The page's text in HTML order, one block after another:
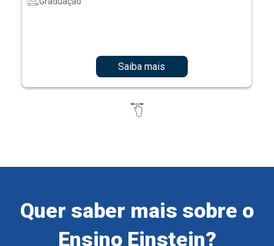
Saiba mais
Quer saber mais sobre o
Ensino Einstein?